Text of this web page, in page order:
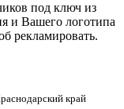
под ключ из
и Вашего логотипа
рекламировать.
край